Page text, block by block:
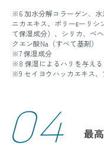
※6 加水分解コラーゲン、
ニカエキス、ポリーεーリシ
て保湿成分）、シリカ、ベ
クエン酸Na（すべて基剤）
※7 保湿成分
※8 保湿によるハリを与える
※9 セイヨウハッカエキス、
04
最